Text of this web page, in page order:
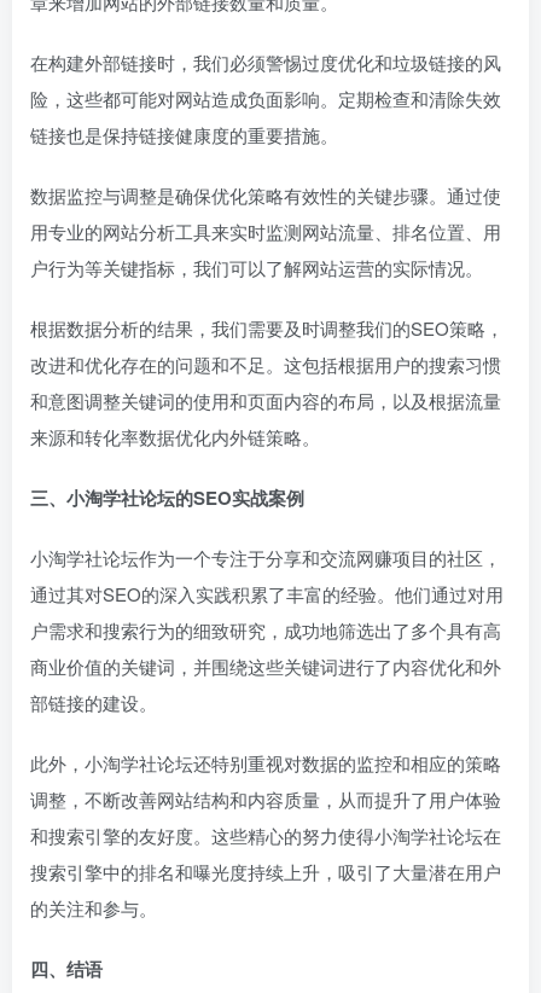
在构建外部链接时，我们必须警惕过度优化和垃圾链接的风
险，这些都可能对网站造成负面影响。定期检查和清除失效
链接也是保持链接健康度的重要措施。
数据监控与调整是确保优化策略有效性的关键步骤。通过使
用专业的网站分析工具来实时监测网站流量、排名位置、用
户行为等关键指标，我们可以了解网站运营的实际情况。
根据数据分析的结果，我们需要及时调整我们的SEO策略，
改进和优化存在的问题和不足。这包括根据用户的搜索习惯
和意图调整关键词的使用和页面内容的布局，以及根据流量
来源和转化率数据优化内外链策略。
三、小淘学社论坛的SEO实战案例
小淘学社论坛作为一个专注于分享和交流网赚项目的社区，
通过其对SEO的深入实践积累了丰富的经验。他们通过对用
户需求和搜索行为的细致研究，成功地筛选出了多个具有高
商业价值的关键词，并围绕这些关键词进行了内容优化和外
部链接的建设。
此外，小淘学社论坛还特别重视对数据的监控和相应的策略
调整，不断改善网站结构和内容质量，从而提升了用户体验
和搜索引擎的友好度。这些精心的努力使得小淘学社论坛在
搜索引擎中的排名和曝光度持续上升，吸引了大量潜在用户
的关注和参与。
四、结语